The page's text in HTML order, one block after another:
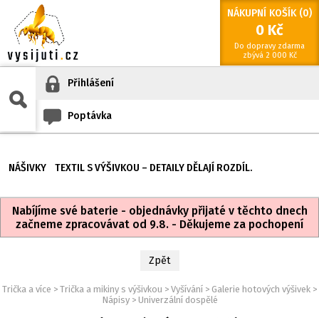
NÁKUPNÍ KOŠÍK (0)
0 Kč
Do dopravy zdarma
zbývá 2 000 Kč
Přihlášení
Poptávka
NÁŠIVKY TEXTIL S VÝŠIVKOU – DETAILY DĚLAJÍ ROZDÍL.
Nabíjíme své baterie - objednávky přijaté v těchto dnech
začneme zpracovávat od 9.8. - Děkujeme za pochopení
Zpět
Trička a více > Trička a mikiny s výšivkou > Vyšívání > Galerie hotových výšivek >
Nápisy> Univerzální dospělé